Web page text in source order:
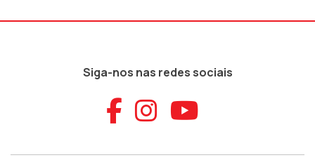
Siga-nos nas redes sociais
Aceder ao
Aceder ao
Aceder